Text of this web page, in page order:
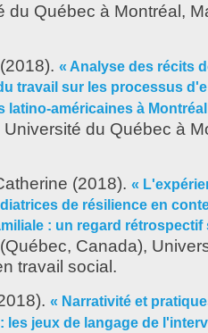
du Québec à Montréal,
(2018). « Analyse des récits
travail sur les processus
latino-américaines à
du Québec à
(2018). «
de résilience en
: un regard rétrospectif
Canada),
travail social.
« Narrativité et
les jeux de langage de